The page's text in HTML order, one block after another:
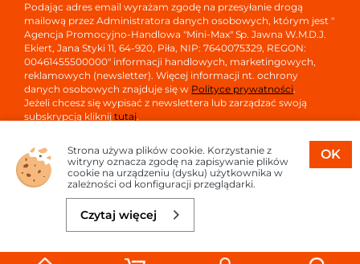
Podając adres email wyrażam zgodę na przesyłanie drogą
mailową przez Administratora danych osobowych, którym jest "
Agencja Promocyjno-Handlowa "Mini-Max" Sp. Jawna W.M.D.J.
Ekiert, Jana Styki 11, 64-920, Piła, NIP: 7640075329, REGON:
00461455500000" informacji handlowych, marketingowych,
reklamowych (newsletter). Więcej informacji nt. ochrony
danych osobowych znajduje się w Polityce prywatności.
Jeżeli chcesz się wypisać z newslettera lub zarządzać swoją
subskrypcją kliknijtutaj.
Copyright © 2026
Oprogramowanie sklepu:
Projekt i strony:
OK
Strona używa plików cookie. Korzystanie z
witryny oznacza zgodę na zapisywanie plików
cookie na urządzeniu (dysku) użytkownika w
zależności od konfiguracji przeglądarki.
Czytaj więcej